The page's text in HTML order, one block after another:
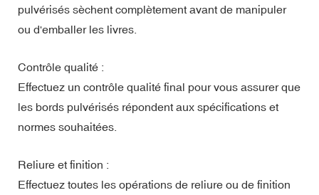
pulvérisés sèchent complètement avant de manipuler
ou d'emballer les livres.
Contrôle qualité :
Effectuez un contrôle qualité final pour vous assurer que
les bords pulvérisés répondent aux spécifications et
normes souhaitées.
Reliure et finition :
Effectuez toutes les opérations de reliure ou de finition